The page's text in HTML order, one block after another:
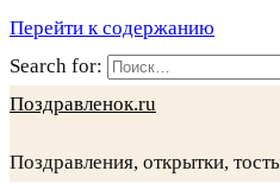
Перейти к содержанию
Search for:
Поздравленок.ru
Поздравления, открытки,